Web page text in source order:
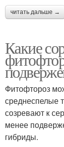
читать дальше →
Какие
Фитофтороз
среднеспелые
созревают к
менее
гибриды.